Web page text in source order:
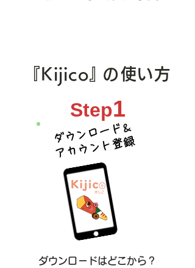
令和８年１月31日（土）まで
皆様のご利用に感謝申し上げます。
今後ともきじうまコインをご愛顧のほど
よろしくお願いいたします。
『Kijico の使い方
Step1
ダウンロード＆
アカウント登録
​ダウンロードはどこから？